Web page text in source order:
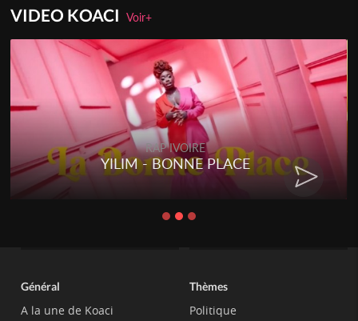
VIDEO KOACIVoir+
RAP IVOIRE
YILIM - BONNE PLACE
Général
A la une de Koaci
Thèmes
Politique